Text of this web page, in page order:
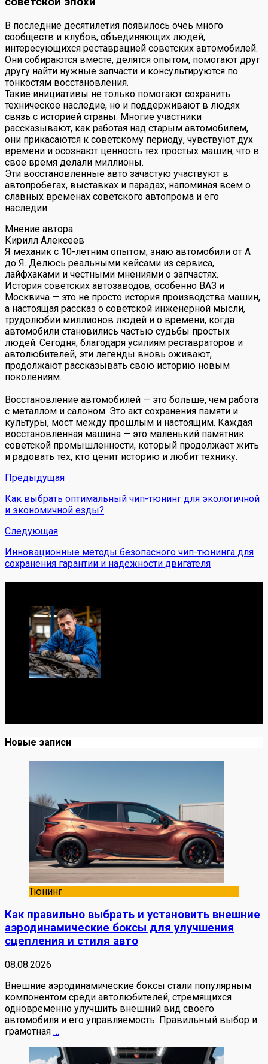
В последние десятилетия появилось очеь много
сообществ и клубов, объединяющих людей,
интересующихся реставрацией советских автомобилей.
Они собираются вместе, делятся опытом, помогают друг
другу найти нужные запчасти и консультируются по
тонкостям восстановления.
Такие инициативы не только помогают сохранить
техническое наследие, но и поддерживают в людях
связь с историей страны. Многие участники
рассказывают, как работая над старым автомобилем,
они прикасаются к советскому периоду, чувствуют дух
времени и осознают ценность тех простых машин, что в
свое время делали миллионы.
Эти восстановленные авто зачастую участвуют в
автопробегах, выставках и парадах, напоминая всем о
славных временах советского автопрома и его
наследии.
Мнение автора
Кирилл Алексеев
Я механик с 10-летним опытом, знаю автомобили от А
до Я. Делюсь реальными кейсами из сервиса,
лайфхаками и честными мнениями о запчастях.
История советских автозаводов, особенно ВАЗ и
Москвича — это не просто история производства машин,
а настоящая рассказ о советской инженерной мысли,
трудолюбии миллионов людей и о времени, когда
автомобили становились частью судьбы простых
людей. Сегодня, благодаря усилиям реставраторов и
автолюбителей, эти легенды вновь оживают,
продолжают рассказывать свою историю новым
поколениям.
Восстановление автомобилей — это больше, чем работа
с металлом и салоном. Это акт сохранения памяти и
культуры, мост между прошлым и настоящим. Каждая
восстановленная машина — это маленький памятник
советской промышленности, который продолжает жить
и радовать тех, кто ценит историю и любит технику.
Предыдущая
Как выбрать оптимальный чип-тюнинг для экологичной
и экономичной езды?
Следующая
Инновационные методы безопасного чип-тюнинга для
сохранения гарантии и надежности двигателя
Новые записи
Тюнинг
Как правильно выбрать и установить внешние
аэродинамические боксы для улучшения
сцепления и стиля авто
08.08.2026
Внешние аэродинамические боксы стали популярным
компонентом среди автолюбителей, стремящихся
одновременно улучшить внешний вид своего
автомобиля и его управляемость. Правильный выбор и
грамотная …